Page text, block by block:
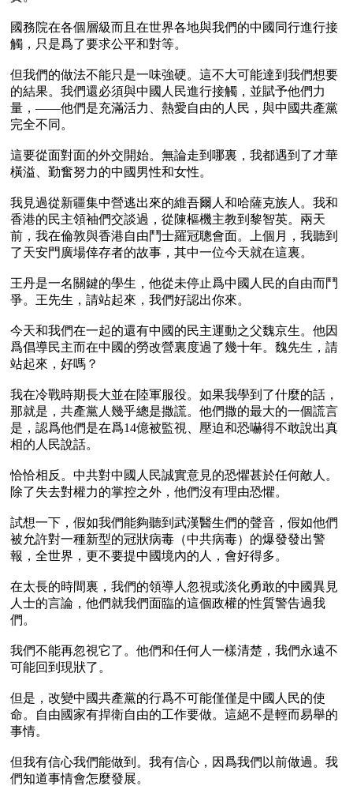
國務院在各個層級而且在世界各地與我們的中國同行進行接
觸，只是爲了要求公平和對等。
但我們的做法不能只是一味強硬。這不大可能達到我們想要
的結果。我們還必須與中國人民進行接觸，並賦予他們力
量，——他們是充滿活力、熱愛自由的人民，與中國共產黨
完全不同。
這要從面對面的外交開始。無論走到哪裏，我都遇到了才華
橫溢、勤奮努力的中國男性和女性。
我見過從新疆集中營逃出來的維吾爾人和哈薩克族人。我和
香港的民主領袖們交談過，從陳樞機主教到黎智英。兩天
前，我在倫敦與香港自由鬥士羅冠聰會面。上個月，我聽到
了天安門廣場倖存者的故事，其中一位今天就在這裏。
王丹是一名關鍵的學生，他從未停止爲中國人民的自由而鬥
爭。王先生，請站起來，我們好認出你來。
今天和我們在一起的還有中國的民主運動之父魏京生。他因
爲倡導民主而在中國的勞改營裏度過了幾十年。魏先生，請
站起來，好嗎？
我在冷戰時期長大並在陸軍服役。如果我學到了什麼的話，
那就是，共產黨人幾乎總是撒謊。他們撒的最大的一個謊言
是，認爲他們是在爲14億被監視、壓迫和恐嚇得不敢說出真
相的人民說話。
恰恰相反。中共對中國人民誠實意見的恐懼甚於任何敵人。
除了失去對權力的掌控之外，他們沒有理由恐懼。
試想一下，假如我們能夠聽到武漢醫生們的聲音，假如他們
被允許對一種新型的冠狀病毒（中共病毒）的爆發發出警
報，全世界，更不要提中國境內的人，會好得多。
在太長的時間裏，我們的領導人忽視或淡化勇敢的中國異見
人士的言論，他們就我們面臨的這個政權的性質警告過我
們。
我們不能再忽視它了。他們和任何人一樣清楚，我們永遠不
可能回到現狀了。
但是，改變中國共產黨的行爲不可能僅僅是中國人民的使
命。自由國家有捍衛自由的工作要做。這絕不是輕而易舉的
事情。
但我有信心我們能做到。我有信心，因爲我們以前做過。我
們知道事情會怎麼發展。